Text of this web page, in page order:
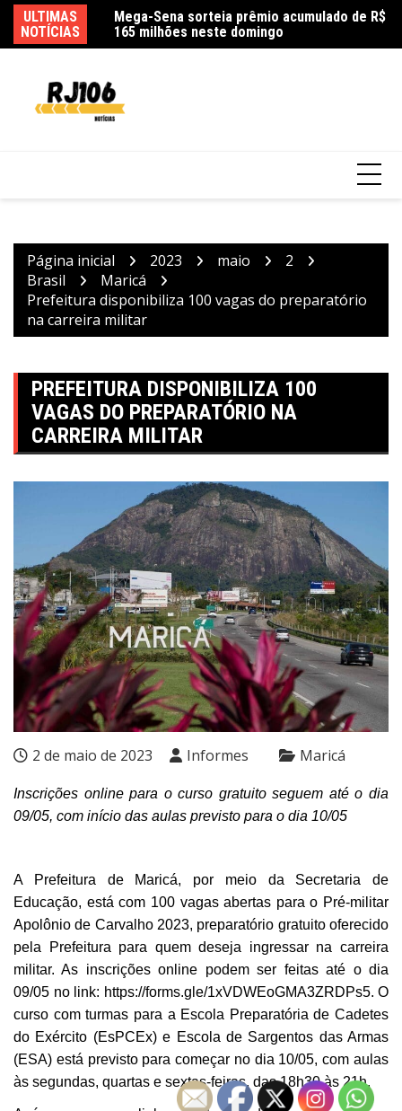
para
o
ULTIMAS
NOTÍCIAS
na queda de
e filha
Mega-Sena sorteia prêmio acumulado de R$
165 milhões neste domingo
Página inicial 2023 maio
2
Brasil
Maricá
Prefeitura disponibiliza 100 vagas do preparatório
na carreira militar
PREFEITURA DISPONIBILIZA 100
VAGAS DO PREPARATÓRIO NA
CARREIRA MILITAR
2 de maio de 2023 Informes Maricá
Inscrições online para o curso gratuito seguem até o dia
09/05, com início das aulas previsto para o dia 10/05
A Prefeitura de Maricá, por meio da Secretaria de
Educação, está com 100 vagas abertas para o Pré-militar
Apolônio de Carvalho 2023, preparatório gratuito oferecido
pela Prefeitura para quem deseja ingressar na carreira
militar. As inscrições online podem ser feitas até o dia
09/05 no link: https://forms.gle/1xVDWEoGMA3ZRDPs5. O
curso com turmas para a Escola Preparatória de Cadetes
do Exército (EsPCEx) e Escola de Sargentos das Armas
(ESA) está previsto para começar no dia 10/05, com aulas
às segundas, quartas e sextas-feiras, das 18h30 às 21h.